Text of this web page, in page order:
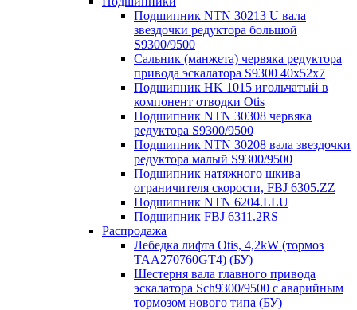
Подшипник NTN 30213 U вала
звездочки редуктора большой
S9300/9500
Сальник (манжета) червяка редуктора
привода эскалатора S9300 40х52х7
Подшипник HK 1015 игольчатый в
компонент отводки Otis
Подшипник NTN 30308 червяка
редуктора S9300/9500
Подшипник NTN 30208 вала звездочки
редуктора малый S9300/9500
Подшипник натяжного шкива
ограничителя скорости, FBJ 6305.ZZ
Подшипник NTN 6204.LLU
Подшипник FBJ 6311.2RS
Распродажа
Лебедка лифта Otis, 4,2kW (тормоз
TAA270760GT4) (БУ)
Шестерня вала главного привода
эскалатора Sch9300/9500 с аварийным
тормозом нового типа (БУ)